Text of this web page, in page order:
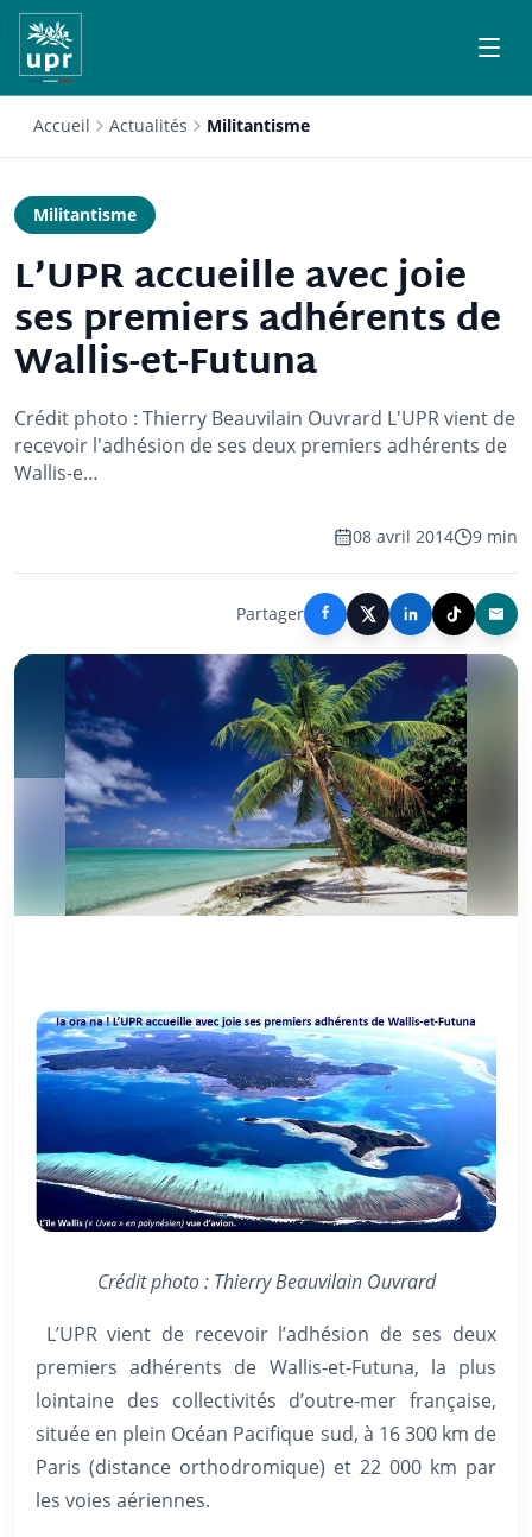
Accueil Actualités Militantisme
Militantisme
L’UPR accueille avec joie
ses premiers adhérents de
Wallis-et-Futuna
Crédit photo : Thierry Beauvilain Ouvrard L'UPR vient de
recevoir l'adhésion de ses deux premiers adhérents de
Wallis-e…
08 avril 2014 9 min
Partager
Crédit photo : Thierry Beauvilain Ouvrard
L’UPR vient de recevoir l’adhésion de ses deux
premiers adhérents de Wallis-et-Futuna, la plus
lointaine des collectivités d’outre-mer française,
située en plein Océan Pacifique sud, à 16 300 km de
Paris (distance orthodromique) et 22 000 km par
les voies aériennes.